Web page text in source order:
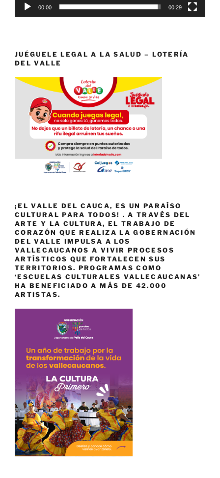
00:00 00:29
JUÉGUELE LEGAL A LA SALUD – LOTERÍA
DEL VALLE
¡EL VALLE DEL CAUCA, ES UN PARAÍSO
CULTURAL PARA TODOS! . A TRAVÉS DEL
ARTE Y LA CULTURA, EL TRABAJO DE
CORAZÓN QUE REALIZA LA GOBERNACIÓN
DEL VALLE IMPULSA A LOS
VALLECAUCANOS A VIVIR PROCESOS
ARTÍSTICOS QUE FORTALECEN SUS
TERRITORIOS. PROGRAMAS COMO
‘ESCUELAS CULTURALES VALLECAUCANAS’
HA BENEFICIADO A MÁS DE 42.000
ARTISTAS.